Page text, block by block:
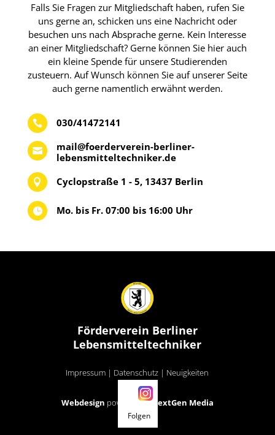
Falls Sie Fragen zur Mitgliedschaft haben, rufen Sie
uns gerne an, schicken uns eine Nachricht oder
besuchen uns nach Absprache gerne. Kein Interesse
an einer Mitgliedschaft? Gerne können Sie hier auch
ein kleine Spende für unsere Studierenden
zusteuern. Auf Wunsch können Sie auf unserer Seite
auch gerne namentlich erwähnt werden.
 030/41472141

mail@foerderverein-berliner-
lebensmitteltechniker.de
 Cyclopstraße 1 - 5, 13437 Berlin
 Mo. bis Fr. 07:00 bis 16:00 Uhr
Förderverein Berliner
Lebensmitteltechniker
Impressum | Datenschutz | Neuigkeiten
Webdesign powered byNextGen Media
Folgen